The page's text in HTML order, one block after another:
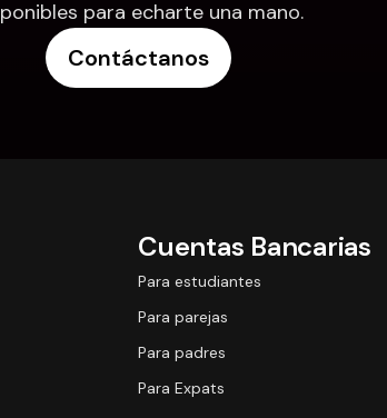
para echarte una mano.
Contáctanos
Cuentas Bancarias
Para estudiantes
Para parejas
Para padres
Para Expats